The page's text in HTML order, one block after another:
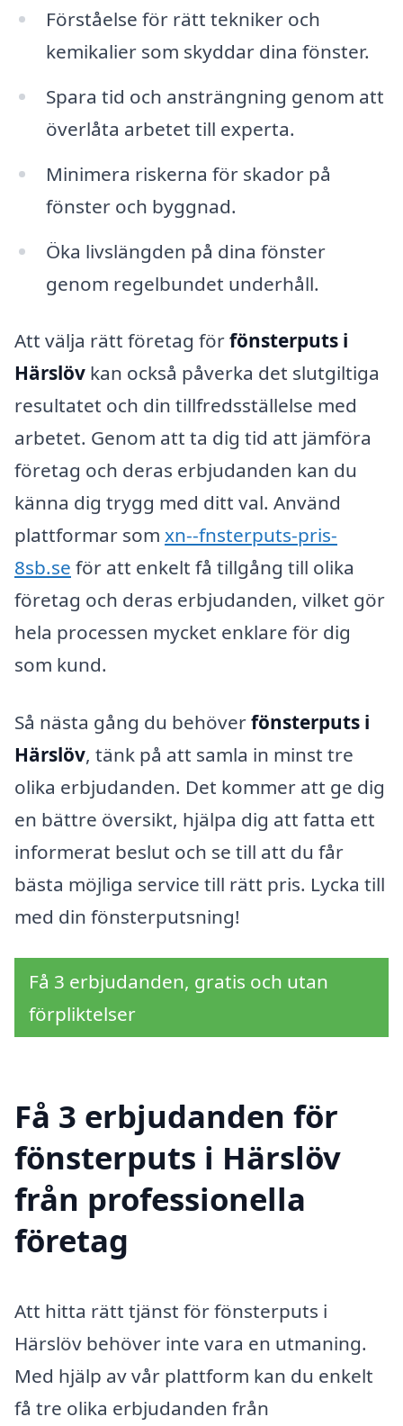
Förståelse för rätt tekniker och
kemikalier som skyddar dina fönster.
Spara tid och ansträngning genom att
överlåta arbetet till experta.
Minimera riskerna för skador på
fönster och byggnad.
Öka livslängden på dina fönster
genom regelbundet underhåll.
Att välja rätt företag förfönsterputs i
Härslöv kan också påverka det slutgiltiga
resultatet och din tillfredsställelse med
arbetet. Genom att ta dig tid att jämföra
företag och deras erbjudanden kan du
känna dig trygg med ditt val. Använd
plattformar som xn--fnsterputs-pris-
8sb.se för att enkelt få tillgång till olika
företag och deras erbjudanden, vilket gör
hela processen mycket enklare för dig
som kund.
Så nästa gång du behöverfönsterputs i
Härslöv, tänk på att samla in minst tre
olika erbjudanden. Det kommer att ge dig
en bättre översikt, hjälpa dig att fatta ett
informerat beslut och se till att du får
bästa möjliga service till rätt pris. Lycka till
med din fönsterputsning!
Få 3 erbjudanden, gratis och utan
förpliktelser
Få 3 erbjudanden för
fönsterputs i Härslöv
från professionella
företag
Att hitta rätt tjänst för fönsterputs i
Härslöv behöver inte vara en utmaning.
Med hjälp av vår plattform kan du enkelt
få tre olika erbjudanden från